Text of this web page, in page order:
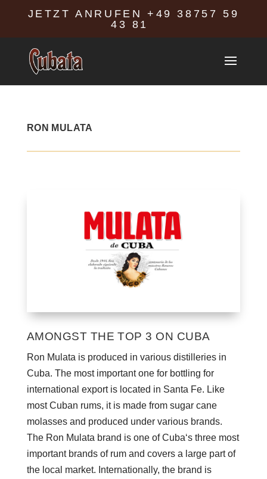
JETZT ANRUFEN+49 38757 59
43 81
RON MULATA
AMONGST THE TOP 3 ON CUBA
Ron Mulata is produced in various distilleries in
Cuba. The most important one for bottling for
international export is located in Santa Fe. Like
most Cuban rums, it is made from sugar cane
molasses and produced under various brands.
The Ron Mulata brand is one of Cuba‘s three most
important brands of rum and covers a large part of
the local market. Internationally, the brand is